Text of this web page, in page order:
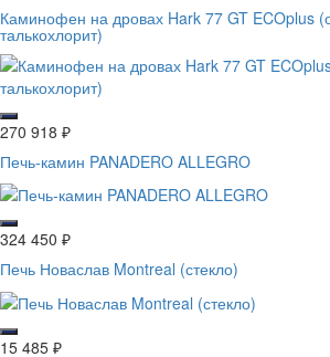
Каминофен на дровах Hark 77 GT ECOplus
талькохлорит)
270 918 ₽
Печь-камин PANADERO ALLEGRO
324 450 ₽
Печь Новаслав Montreal (стекло)
15 485 ₽